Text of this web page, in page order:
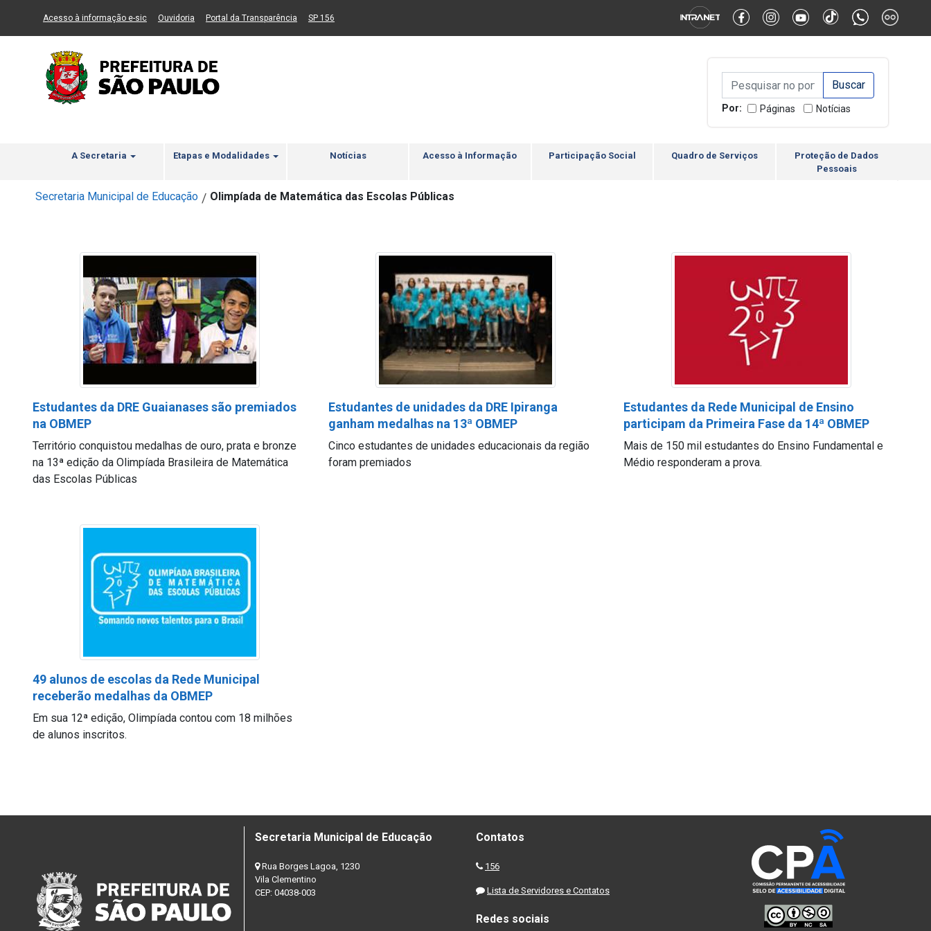
Ir ao Conteúdo Ir para menu principal 2 Ir para busca Ir para rodapé Alternar Alto Contraste Alternar Tamanho da Fonte
Acesso à informação e-sic(Link para um novo sítio)
Ouvidoria (Link para um novo sítio)
Portal da Transparência (Link para um novo sítio)
SP 156
Campo de Busca de
Campo de Busca de informaçõesEnviar a Busca
Por: Páginas Notícias
A Secretaria Etapas e Modalidades Notícias Acesso à Informação Participação Social Quadro de Serviços
Proteção de Dados
Pessoais
Secretaria Municipal de Educação / Olimpíada de Matemática das Escolas Públicas
Estudantes da DRE Guaianases são premiados
na OBMEP
Território conquistou medalhas de ouro, prata e bronze
na 13ª edição da Olimpíada Brasileira de Matemática
das Escolas Públicas
Estudantes de unidades da DRE Ipiranga
ganham medalhas na 13ª OBMEP
Cinco estudantes de unidades educacionais da região
foram premiados
Estudantes da Rede Municipal de Ensino
participam da Primeira Fase da 14ª OBMEP
Mais de 150 mil estudantes do Ensino Fundamental e
Médio responderam a prova.
49 alunos de escolas da Rede Municipal
receberão medalhas da OBMEP
Em sua 12ª edição, Olimpíada contou com 18 milhões
de alunos inscritos.
Secretaria Municipal de Educação
Rua Borges Lagoa, 1230
Vila Clementino
CEP: 04038-003
Contatos
156
Lista de Servidores e Contatos
Redes sociais